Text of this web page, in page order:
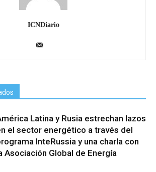
ICNDiario
Latina y Rusia estrechan lazos
el sector energético a través del
InteRussia y una charla con
Asociación Global de Energía